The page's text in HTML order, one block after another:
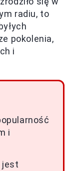
radiu, to
pokolenia,
i
i
jest